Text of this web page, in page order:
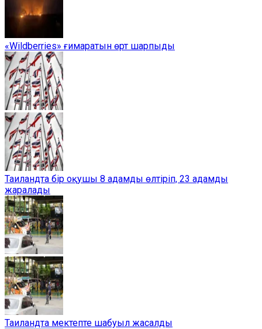
«Wildberries» ғимаратын өрт шарпыды
Таиландта бір оқушы 8 адамды өлтіріп, 23 адамды
жаралады
Таиландта мектепте шабуыл жасалды